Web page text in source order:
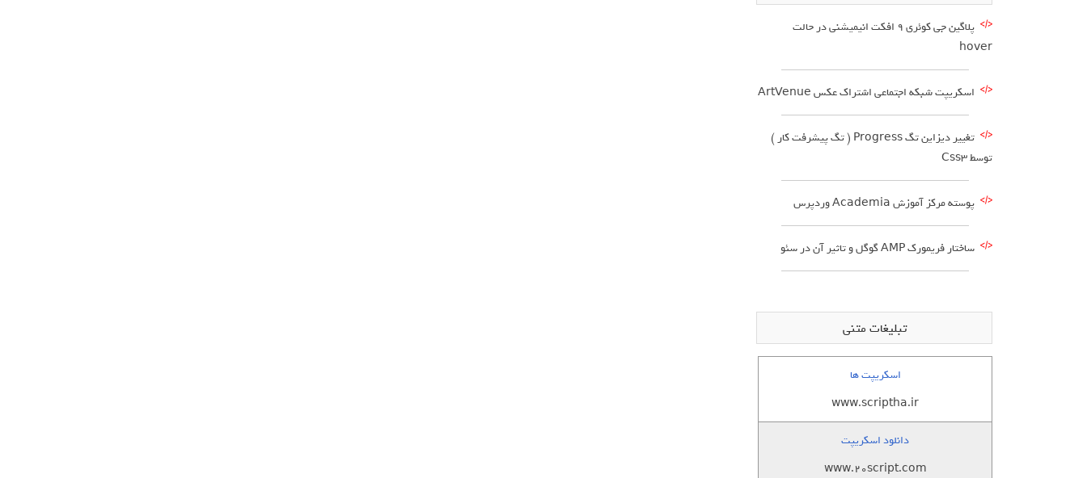
پلاگین جی کوئری 9 افکت انیمیشنی در حالت
hover
اسکریپت شبکه اجتماعی اشتراک عکس ArtVenue
تغییر دیزاین تگ Progress ( تگ پیشرفت کار )
توسط Css3
پوسته مرکز آموزش Academia وردپرس
ساختار فریمورک AMP گوگل و تاثیر آن در سئو
تبلیغات متنی
اسکریپت ها
www.scriptha.ir
دانلود اسکریپت
www.20script.com